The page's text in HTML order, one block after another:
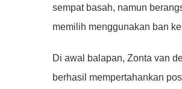
sempat basah, namun
memilih menggunakan ban
Di awal balapan, Zonta van
berhasil mempertahankan